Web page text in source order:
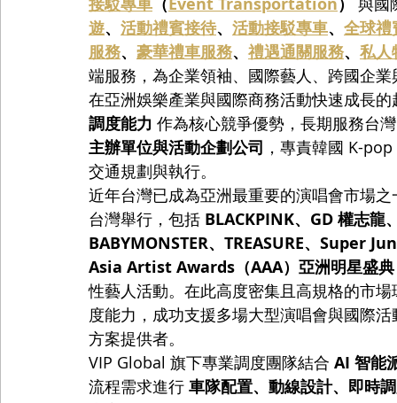
遊、 活動禮賓接待、 活動接駁專車、 全球禮
服務、 豪華禮車服務、 禮遇通關服務、 私人
端服務，為企業領袖、國際藝人、跨國企
在亞洲娛樂產業與國際商務活動快速成長
調度能力 作為核心競爭優勢，長期服務台
主辦單位與活動企劃公司 ，專責韓國 K-
交通規劃與執行。
近年台灣已成為亞洲最重要的演唱會市場
台灣舉行，包括 BLACKPINK、GD 權志龍
BABYMONSTER、TREASURE、Super
Asia Artist Awards（AAA）亞洲明星盛典
性藝人活動。在此高度密集且高規格的市
度能力，成功支援多場大型演唱會與國際
方案提供者。
VIP Global 旗下專業調度團隊結合 AI 智能
流程需求進行 車隊配置、動線設計、即時